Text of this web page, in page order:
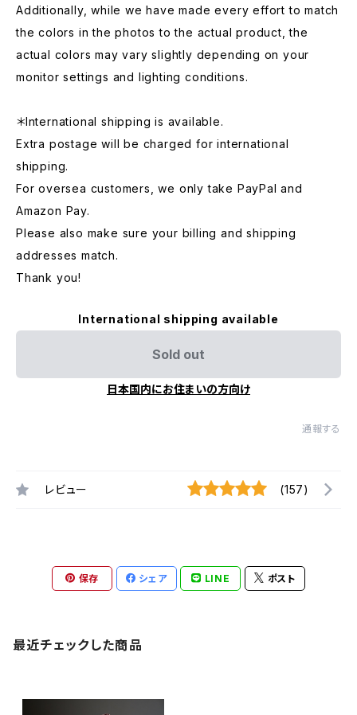
Additionally, while we have made every effort to match
the colors in the photos to the actual product, the
actual colors may vary slightly depending on your
monitor settings and lighting conditions.
＊International shipping is available.
Extra postage will be charged for international
shipping.
For oversea customers, we only take PayPal and
Amazon Pay.
Please also make sure your billing and shipping
addresses match.
Thank you!
International shipping available
Sold out
日本国内にお住まいの方向け
通報する
レビュー (157)
保存 シェア LINE ポスト
最近チェックした商品